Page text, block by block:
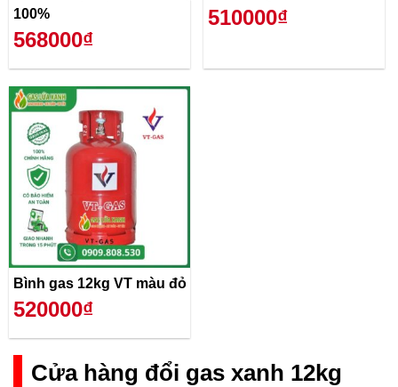
100%
568000₫
510000₫
Bình gas 12kg VT màu đỏ
520000₫
Cửa hàng đổi gas xanh 12kg